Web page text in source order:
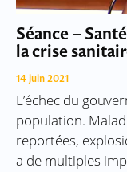
Séance –
la crise
14 juin 2021
L’échec du
population.
reportées,
a de multiples